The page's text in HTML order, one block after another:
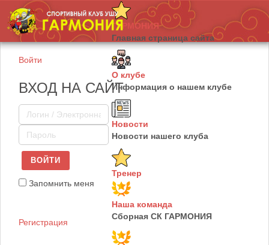
ГАРМОНИЯ
Главная страница сайта
О клубе
Информация о нашем клубе
Новости
Новости нашего клуба
Тренер
Наша команда
Сборная СК ГАРМОНИЯ
Войти
ВХОД НА САЙТ
ВОЙТИ
Запомнить меня
Регистрация